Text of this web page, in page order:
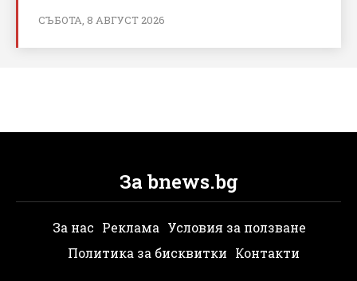
СЪБОТА, 8 АВГУСТ 2026
За bnews.bg
За нас Реклама Условия за ползване
Политика за бисквитки Контакти